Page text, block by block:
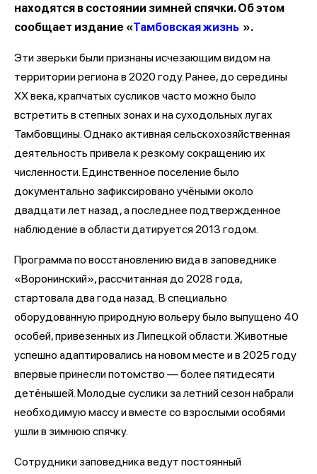
находятся в состоянии зимней спячки. Об этом
сообщает издание «Тамбовская жизнь ».
Эти зверьки были признаны исчезающим видом на
территории региона в 2020 году. Ранее, до середины
XX века, крапчатых сусликов часто можно было
встретить в степных зонах и на суходольных лугах
Тамбовщины. Однако активная сельскохозяйственная
деятельность привела к резкому сокращению их
численности. Единственное поселение было
документально зафиксировано учёными около
двадцати лет назад, а последнее подтвержденное
наблюдение в области датируется 2013 годом.
Программа по восстановлению вида в заповеднике
«Воронинский», рассчитанная до 2028 года,
стартовала два года назад. В специально
оборудованную природную вольеру было выпущено 40
особей, привезенных из Липецкой области. Животные
успешно адаптировались на новом месте и в 2025 году
впервые принесли потомство — более пятидесяти
детёнышей. Молодые суслики за летний сезон набрали
необходимую массу и вместе со взрослыми особями
ушли в зимнюю спячку.
Сотрудники заповедника ведут постоянный